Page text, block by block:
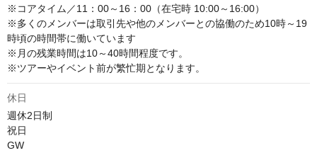
※コアタイム／11：00～16：00（在宅時 10:00～16:00）
※多くのメンバーは取引先や他のメンバーとの協働のため10時～19
時頃の時間帯に働いています
※月の残業時間は10～40時間程度です。
※ツアーやイベント前が繁忙期となります。
休日
週休2日制
祝日
GW